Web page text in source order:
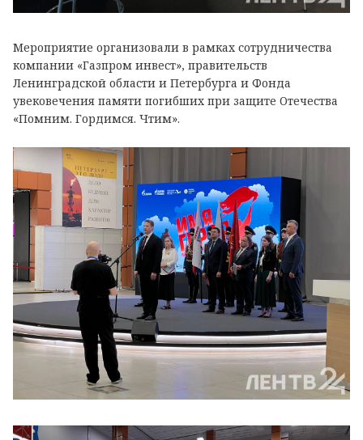
Мероприятие организовали в рамках сотрудничества
компании «Газпром инвест», правительств
Ленинградской области и Петербурга и Фонда
увековечения памяти погибших при защите Отечества
«Помним. Гордимся. Чтим».